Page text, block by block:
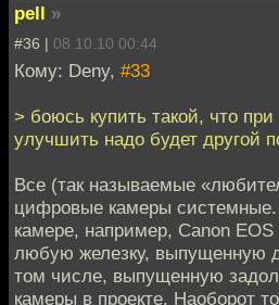
pell »
#36 | 08.10.10 00:44
Кому: Deny, #33
> боюсь купить такой, что
улучшить надо будет другой
Все (так называемые
цифровые камеры системные.
камере, например, Canon
любую железку, выпущенную
том числе, выпущенную
камеры в проекте. Наоборот